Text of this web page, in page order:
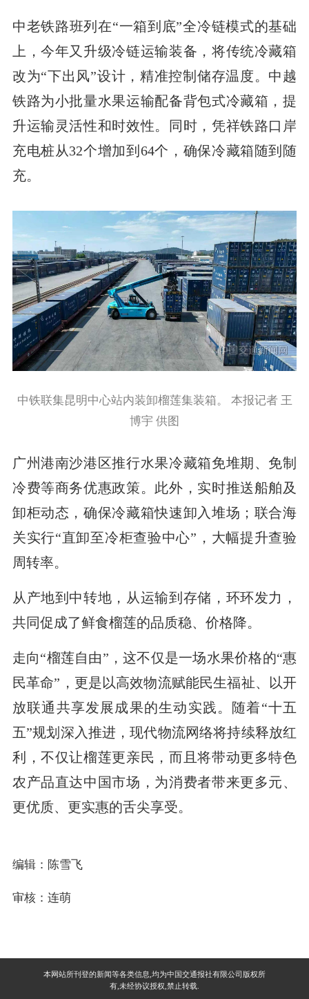
中老铁路班列在“一箱到底”全冷链模式的基础
上，今年又升级冷链运输装备，将传统冷藏箱
改为“下出风”设计，精准控制储存温度。中越
铁路为小批量水果运输配备背包式冷藏箱，提
升运输灵活性和时效性。同时，凭祥铁路口岸
充电桩从32个增加到64个，确保冷藏箱随到随
充。
中铁联集昆明中心站内装卸榴莲集装箱。 本报记者 王
博宇 供图
广州港南沙港区推行水果冷藏箱免堆期、免制
冷费等商务优惠政策。此外，实时推送船舶及
卸柜动态，确保冷藏箱快速卸入堆场；联合海
关实行“直卸至冷柜查验中心”，大幅提升查验
周转率。
从产地到中转地，从运输到存储，环环发力，
共同促成了鲜食榴莲的品质稳、价格降。
走向“榴莲自由”，这不仅是一场水果价格的“惠
民革命”，更是以高效物流赋能民生福祉、以开
放联通共享发展成果的生动实践。随着“十五
五”规划深入推进，现代物流网络将持续释放红
利，不仅让榴莲更亲民，而且将带动更多特色
农产品直达中国市场，为消费者带来更多元、
更优质、更实惠的舌尖享受。
编辑：陈雪飞
审核：连萌
本网站所刊登的新闻等各类信息,均为中国交通报社有限公司版权所
有,未经协议授权,禁止转载.